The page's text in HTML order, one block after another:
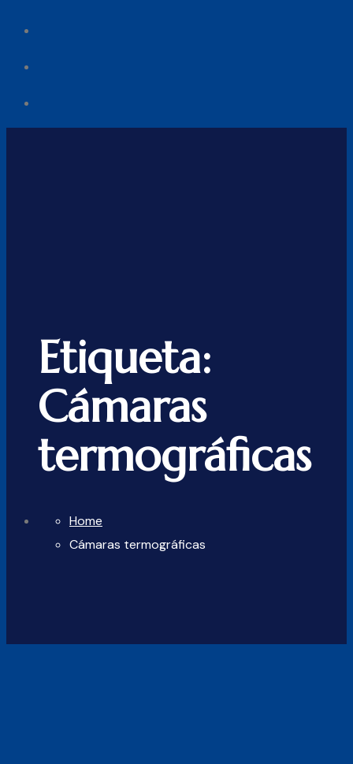
Etiqueta:
Cámaras
termográficas
Home
Cámaras termográficas